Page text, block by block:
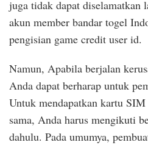
juga tidak dapat diselamatkan
akun member bandar togel
pengisian game credit user id.
Namun, Apabila berjalan
Anda dapat berharap untuk
Untuk mendapatkan kartu
sama, Anda harus mengikuti
dahulu. Pada umumya,